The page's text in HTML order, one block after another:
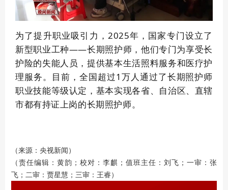
为了提升职业吸引力，2025年，国家专门设立了
新型职业工种——长期照护师，他们专门为享受长
护险的失能人员，提供基本生活照料服务和医疗护
理服务。目前，全国超过1万人通过了长期照护师
职业技能等级认定，基本实现各省、自治区、直辖
市都有持证上岗的长期照护师。
（来源：央视新闻）
（责任编辑：黄韵；校对：李麒；值班主任：刘飞；一审：张
飞；二审：贾星慧；三审：王睿）